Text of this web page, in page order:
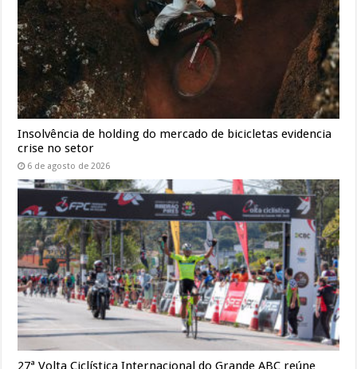
Insolvência de holding do mercado de bicicletas evidencia
crise no setor
6 de agosto de 2026
27ª Volta Ciclística Internacional do Grande ABC reúne